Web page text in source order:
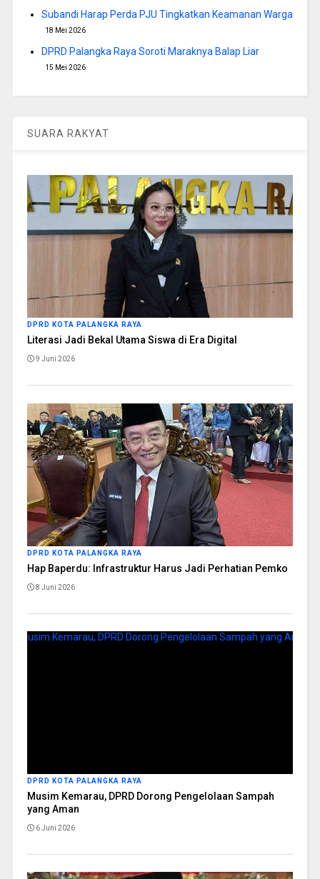
Subandi Harap Perda PJU Tingkatkan Keamanan Warga
18 Mei 2026
DPRD Palangka Raya Soroti Maraknya Balap Liar
15 Mei 2026
SUARA RAKYAT
DPRD KOTA PALANGKA RAYA
Literasi Jadi Bekal Utama Siswa di Era Digital
9 Juni 2026
DPRD KOTA PALANGKA RAYA
Hap Baperdu: Infrastruktur Harus Jadi Perhatian Pemko
8 Juni 2026
DPRD KOTA PALANGKA RAYA
Musim Kemarau, DPRD Dorong Pengelolaan Sampah
yang Aman
6 Juni 2026